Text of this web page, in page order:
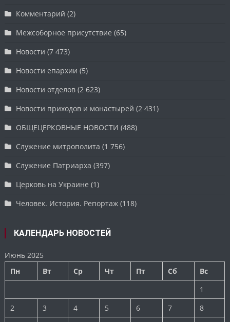
Комментарий (2)
Межсоборное присутствие (65)
Новости (7 473)
Новости епархии (5)
Новости отделов (2 623)
Новости приходов и монастырей (2 431)
ОБЩЕЦЕРКОВНЫЕ НОВОСТИ (488)
Служение митрополита (1 756)
Служение Патриарха (397)
Церковь на Украине (1)
Человек. История. Репортаж (118)
КАЛЕНДАРЬ НОВОСТЕЙ
Июнь 2025
Пн
Вт Ср Чт Пт Сб
Вс
1
2
3 4 5 6 7
8